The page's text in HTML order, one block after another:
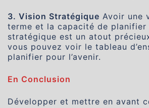
3. Vision Stratégique Avoir une
terme et la capacité de planifier
stratégique est un atout
vous pouvez voir le tableau
planifier pour l’avenir.
En Conclusion
Développer et mettre en avant